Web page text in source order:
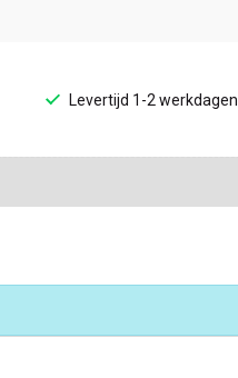
Levertijd 1-2 werkdagen